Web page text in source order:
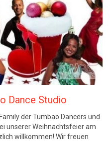
Dance Studio
der Tumbao Dancers und
unserer Weihnachtsfeier am
willkommen! Wir freuen